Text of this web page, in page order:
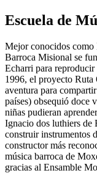
Escuela de
Mejor conocidos como
Barroca Misional se
Echarri para reproducir
1996, el proyecto
aventura para
países) obsequió doce
niñas pudieran
Ignacio dos luthiers de
construir instrumentos
constructor más
música barroca de
gracias al Ensamble